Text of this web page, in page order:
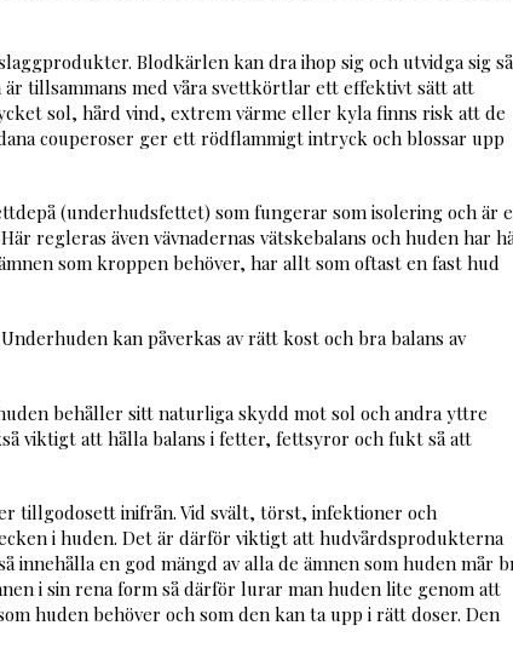
Blodkärlen kan dra ihop sig och utvidga sig så
tillsammans med våra svettkörtlar ett effektivt sätt att
sol, hård vind, extrem värme eller kyla finns risk att de
couperoser ger ett rödflammigt intryck och blossar upp
(underhudsfettet) som fungerar som isolering och är
regleras även vävnadernas vätskebalans och huden har
som kroppen behöver, har allt som oftast en fast hud
kan påverkas av rätt kost och bra balans av
behåller sitt naturliga skydd mot sol och andra yttre
viktigt att hålla balans i fetter, fettsyror och fukt så att
tillgodosett inifrån. Vid svält, törst, infektioner och
i huden. Det är därför viktigt att hudvårdsprodukterna
innehålla en god mängd av alla de ämnen som huden mår
i sin rena form så därför lurar man huden lite genom att
huden behöver och som den kan ta upp i rätt doser. Den